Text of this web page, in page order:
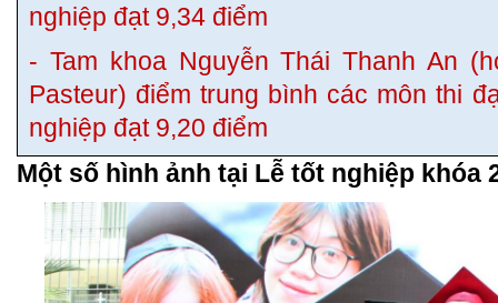
nghiệp đạt 9,34 điểm
- Tam khoa Nguyễn Thái Thanh An
Pasteur) điểm trung bình các môn thi
nghiệp đạt 9,20 điểm
Một số hình ảnh tại Lễ tốt nghiệp khóa